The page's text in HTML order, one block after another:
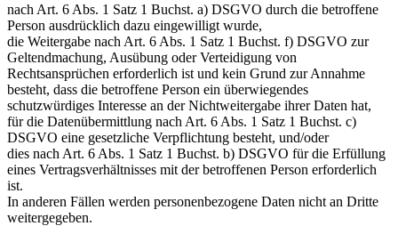
nach Art. 6 Abs. 1 Satz 1 Buchst. a) DSGVO durch die betroffene
Person ausdrücklich dazu eingewilligt wurde,
die Weitergabe nach Art. 6 Abs. 1 Satz 1 Buchst. f) DSGVO zur
Geltendmachung, Ausübung oder Verteidigung von
Rechtsansprüchen erforderlich ist und kein Grund zur Annahme
besteht, dass die betroffene Person ein überwiegendes
schutzwürdiges Interesse an der Nichtweitergabe ihrer Daten hat,
für die Datenübermittlung nach Art. 6 Abs. 1 Satz 1 Buchst. c)
DSGVO eine gesetzliche Verpflichtung besteht, und/oder
dies nach Art. 6 Abs. 1 Satz 1 Buchst. b) DSGVO für die Erfüllung
eines Vertragsverhältnisses mit der betroffenen Person erforderlich
ist.
In anderen Fällen werden personenbezogene Daten nicht an Dritte
weitergegeben.